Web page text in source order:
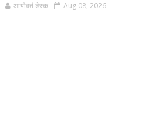
आर्यावर्त डेस्क Aug 08, 2026